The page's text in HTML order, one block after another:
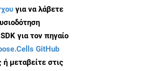
για να λάβετε
για τον πηγαίο
GitHub
μεταβείτε στις